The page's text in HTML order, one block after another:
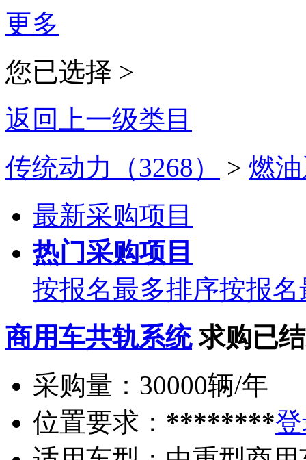
更多
您已选择 >
返回上一级类目
传统动力（3268）
> 燃
最新采购项目
热门采购项目
按报名最多排序按报
商用车共轨系统 求购已
采购量： 30000辆/年
位置要求： ********